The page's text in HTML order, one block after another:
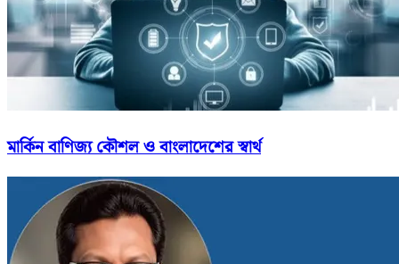
মার্কিন বাণিজ্য কৌশল ও বাংলাদেশের স্বার্থ